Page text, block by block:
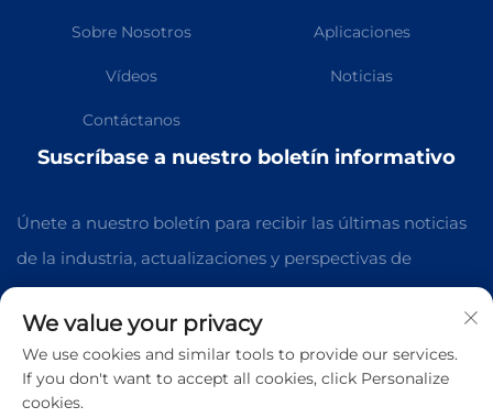
Sobre Nosotros Aplicaciones
Vídeos Noticias
Contáctanos
Suscríbase a nuestro boletín informativo
Únete a nuestro boletín para recibir las últimas noticias
de la industria, actualizaciones y perspectivas de
nuestro equipo.
Suscribirse
We value your privacy
We use cookies and similar tools to provide our services.
If you don't want to accept all cookies, click Personalize
cookies.